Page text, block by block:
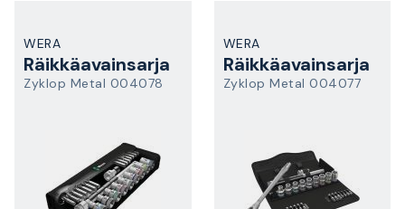
WERA
Räikkäavainsarja
Zyklop Metal 004078
WERA
Räikkäavainsarja
Zyklop Metal 004077